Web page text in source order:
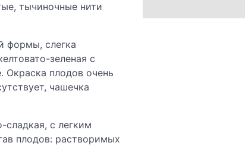
тычиночные нити
формы, слегка
зеленая с
плодов очень
чашечка
сладкая, с легким
плодов: растворимых